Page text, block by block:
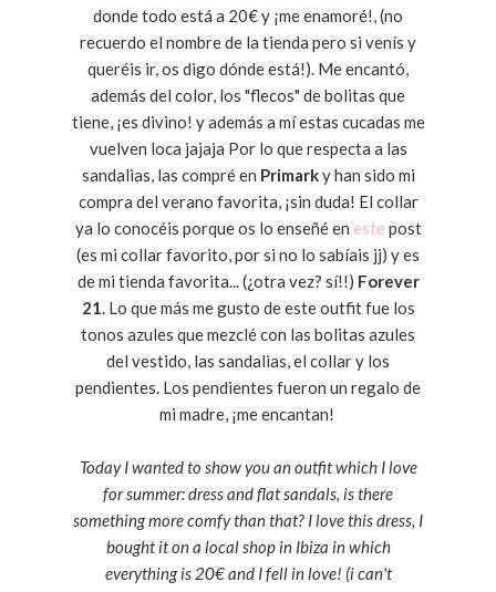
donde todo está a 20€ y ¡me enamoré!, (no
recuerdo el nombre de la tienda pero si venís y
queréis ir, os digo dónde está!). Me encantó,
además del color, los "flecos" de bolitas que
tiene, ¡es divino! y además a mí estas cucadas me
vuelven loca jajaja Por lo que respecta a las
sandalias, las compré en Primarky han sido mi
compra del verano favorita, ¡sin duda! El collar
ya lo conocéis porque os lo enseñé en este post
(es mi collar favorito, por si no lo sabíais jj) y es
de mi tienda favorita... (¿otra vez? sí!!) Forever
21. Lo que más me gusto de este outfit fue los
tonos azules que mezclé con las bolitas azules
del vestido, las sandalias, el collar y los
pendientes. Los pendientes fueron un regalo de
mi madre, ¡me encantan!
Today I wanted to show you an outfit which I love
for summer: dress and flat sandals, is there
something more comfy than that? I love this dress, I
bought it on a local shop in Ibiza in which
everything is 20€ and I fell in love! (i can't